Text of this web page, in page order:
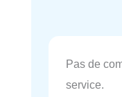
Pas de
service.